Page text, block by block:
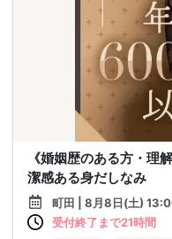
《婚姻歴のある方・理
潔感ある身だしなみ
町田 | 8月8日(土)
受付終了まで21時間